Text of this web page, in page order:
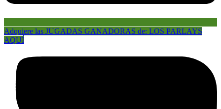
Adquiere las JUGADAS GANADORAS de: LOS PARLAYS
AQUÍ